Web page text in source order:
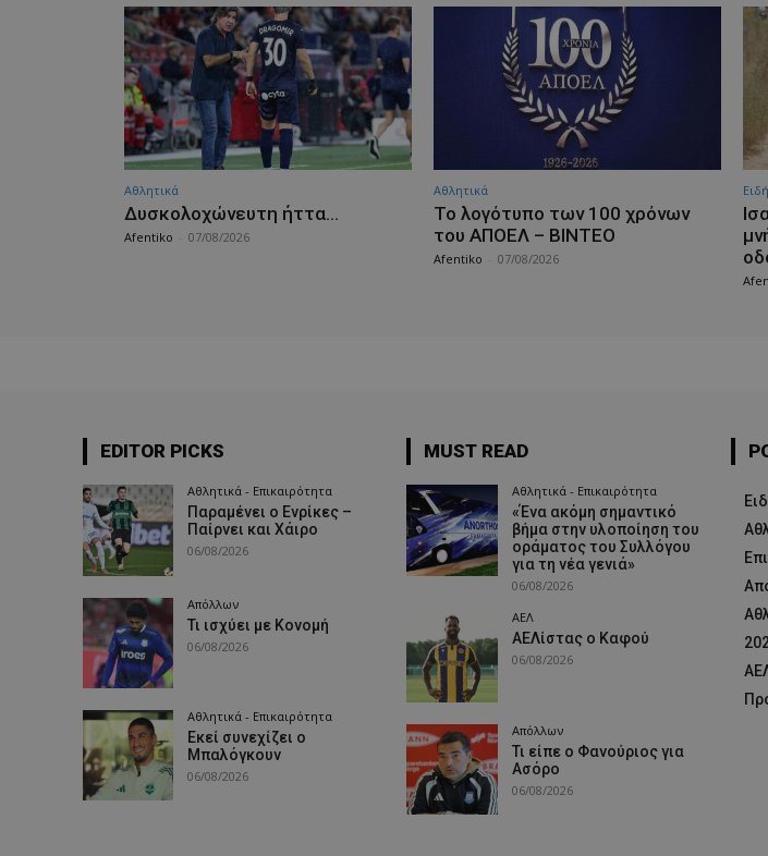
Αθλητικά
Δυσκολοχώνευτη ήττα…
Afentiko 07/08/2026
Αθλητικά
Το λογότυπο των 100 χρόνων
του ΑΠΟΕΛ – ΒΙΝΤΕΟ
Afentiko 07/08/2026
EDITOR PICKS
Αθλητικά - Επικαιρότητα
Παραμένει ο Ενρίκες –
Παίρνει και Χάιρο
06/08/2026
Απόλλων
Τι ισχύει με Κονομή
06/08/2026
Αθλητικά - Επικαιρότητα
Εκεί συνεχίζει ο
Μπαλόγκουν
06/08/2026
MUST READ
Αθλητικά - Επικαιρότητα
«Ένα ακόμη σημαντικό
βήμα στην υλοποίηση του
οράματος του Συλλόγου
για τη νέα γενιά»
06/08/2026
ΑΕΛ
ΑΕΛίστας ο Καφού
06/08/2026
Απόλλων
Τι είπε ο Φανούριος για
Ασόρο
06/08/2026